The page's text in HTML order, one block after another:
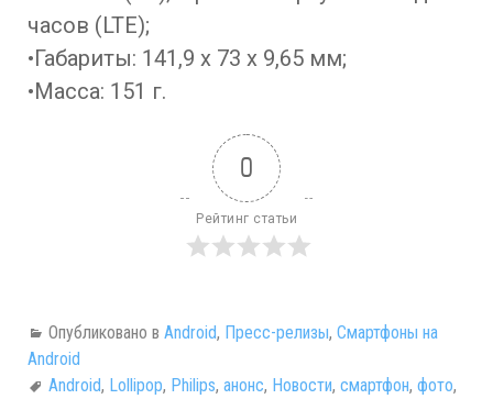
часов (LTE);
•Габариты: 141,9 x 73 x 9,65 мм;
•Масса: 151 г.
0
Рейтинг статьи
Опубликовано в Android, Пресс-релизы, Смартфоны на
Android
Android, Lollipop, Philips, анонс, Новости, смартфон, фото,